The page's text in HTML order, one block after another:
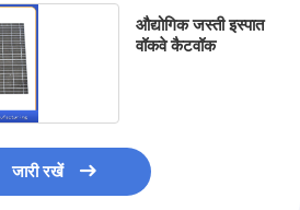
औद्योगिक जस्ती इस्पात
वॉकवे कैटवॉक
जारी रखें